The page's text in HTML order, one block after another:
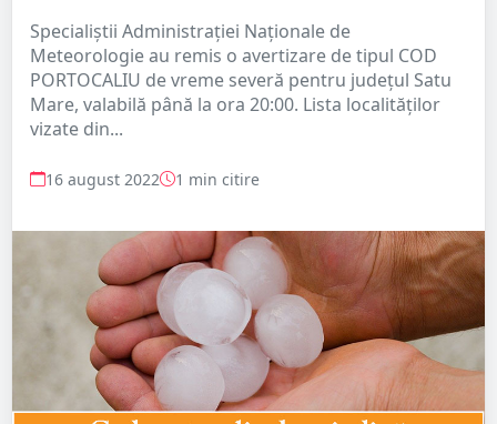
Specialiștii Administrației Naționale de
Meteorologie au remis o avertizare de tipul COD
PORTOCALIU de vreme severă pentru județul Satu
Mare, valabilă până la ora 20:00. Lista localităților
vizate din...
16 august 2022 1 min citire